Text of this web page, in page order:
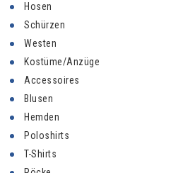
Hosen
Schürzen
Westen
Kostüme/Anzüge
Accessoires
Blusen
Hemden
Poloshirts
T-Shirts